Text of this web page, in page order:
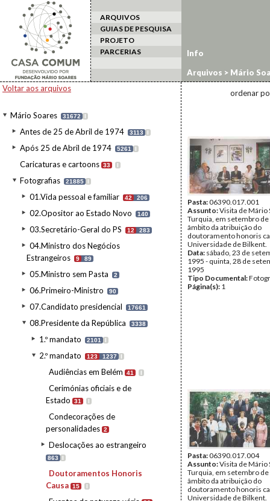
ARQUIVOS
GUIAS DE PESQUISA
PROJETO
PARCERIAS
Voltar aos arquivos
Mário Soares 31672 I
Antes de 25 de Abril de 1974 3113 I
Após 25 de Abril de 1974 5261 I
Caricaturas e cartoons 33 I
Fotografias 21885 I
01.Vida pessoal e familiar 42 206
02.Opositor ao Estado Novo 140
03.Secretário-Geral do PS 12 283
04.Ministro dos Negócios
Estrangeiros
9 89
05.Ministro sem Pasta 2
06.Primeiro-Ministro 90
07.Candidato presidencial 17661
08.Presidente da República 3338
1.º mandato 2101 I
2.º mandato 123 1237 I
Audiências em Belém 41 I
Cerimónias oficiais e de
Estado
31 I
Condecorações de
personalidades 2
Deslocações ao estrangeiro
863 I
Doutoramentos Honoris
Causa 15 I
Info
Arquivos > Mário
Honoris Causa
ordenar
Pasta:06390.017.001
Assunto:Visita de Mário
Turquia, em setembro
âmbito da atribuição do
doutoramento honoris
Universidade de Bilkent.
Data: sábado, 23 de
1995 - quinta, 28 de
1995
Tipo Documental:
Página(s): 1
Pasta:06390.017.004
Assunto:Visita de Mário
Turquia, em setembro
âmbito da atribuição do
doutoramento honoris
Universidade de Bilkent.